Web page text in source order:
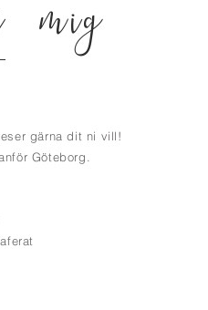
@2023 by Charlotte
mig
gärna dit ni vill!
Göteborg.